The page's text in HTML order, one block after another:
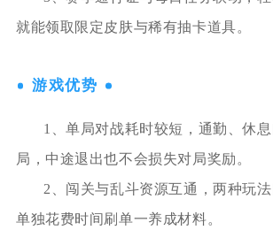
就能领取限定皮肤与稀有抽卡道具。
游戏优势
1、单局对战耗时较短，通勤、休
局，中途退出也不会损失对局奖励。
2、闯关与乱斗资源互通，两种玩
单独花费时间刷单一养成材料。